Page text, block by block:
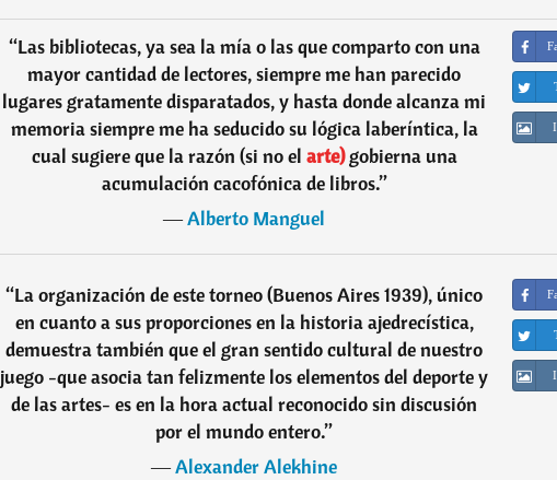
“Las bibliotecas, ya sea la mía o las que comparto con una
mayor cantidad de lectores, siempre me han parecido
lugares gratamente disparatados, y hasta donde alcanza mi
memoria siempre me ha seducido su lógica laberíntica, la
cual sugiere que la razón (si no el arte)gobierna una
acumulación cacofónica de libros.”
―Alberto Manguel
“La organización de este torneo (Buenos Aires 1939), único
en cuanto a sus proporciones en la historia ajedrecística,
demuestra también que el gran sentido cultural de nuestro
juego -que asocia tan felizmente los elementos del deporte y
de las artes- es en la hora actual reconocido sin discusión
por el mundo entero.”
―Alexander Alekhine